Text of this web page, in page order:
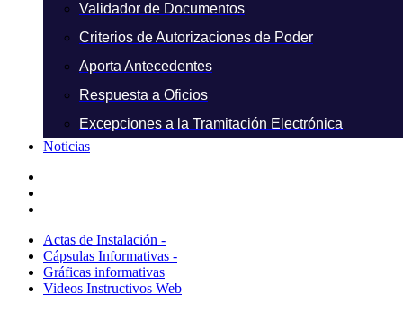
Validador de Documentos
Criterios de Autorizaciones de Poder
Aporta Antecedentes
Respuesta a Oficios
Excepciones a la Tramitación Electrónica
Noticias
Actas de Instalación -
Cápsulas Informativas -
Gráficas informativas
Videos Instructivos Web